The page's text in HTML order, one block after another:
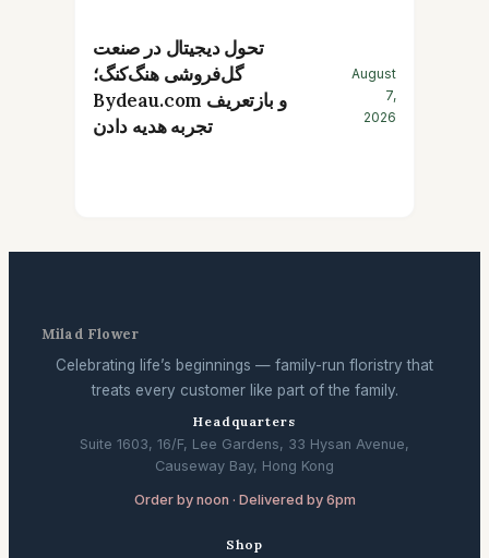
تحول دیجیتال در صنعت
گل‌فروشی هنگ‌کنگ؛
Bydeau.com و بازتعریف
تجربه هدیه دادن
August
7,
2026
Milad Flower
Celebrating life’s beginnings — family-run floristry that
treats every customer like part of the family.
Headquarters
Suite 1603, 16/F, Lee Gardens, 33 Hysan Avenue,
Causeway Bay, Hong Kong
Order by noon · Delivered by 6pm
Shop